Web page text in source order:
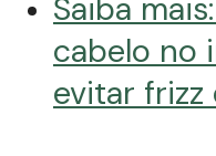
Saiba
cabelo no
evitar frizz